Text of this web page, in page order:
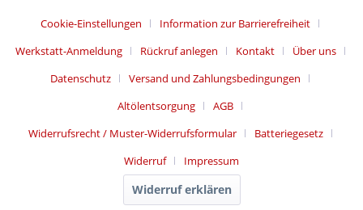
Cookie-Einstellungen
Information zur Barrierefreiheit
Werkstatt-Anmeldung
Rückruf anlegen Kontakt
Über uns
Datenschutz
Versand und Zahlungsbedingungen
Altölentsorgung
AGB
Widerrufsrecht / Muster-Widerrufsformular
Batteriegesetz
Widerruf
Impressum
Widerruf erklären